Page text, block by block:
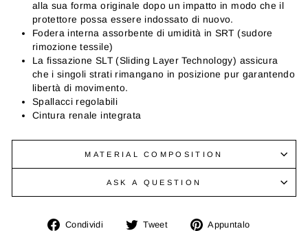
alla sua forma originale dopo un impatto in modo che il
protettore possa essere indossato di nuovo.
Fodera interna assorbente di umidità in SRT (sudore
rimozione tessile)
La fissazione SLT (Sliding Layer Technology) assicura
che i singoli strati rimangano in posizione pur garantendo
libertà di movimento.
Spallacci regolabili
Cintura renale integrata
MATERIAL COMPOSITION
ASK A QUESTION
Condividi
CondividiTweet
Twitta Appuntalo